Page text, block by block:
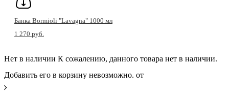
Банка Bormioli "Lavagna" 1000 мл
1 270 pуб.
Нет в наличии К сожалению, данного товара нет в наличии.
Добавить его в корзину невозможно. от